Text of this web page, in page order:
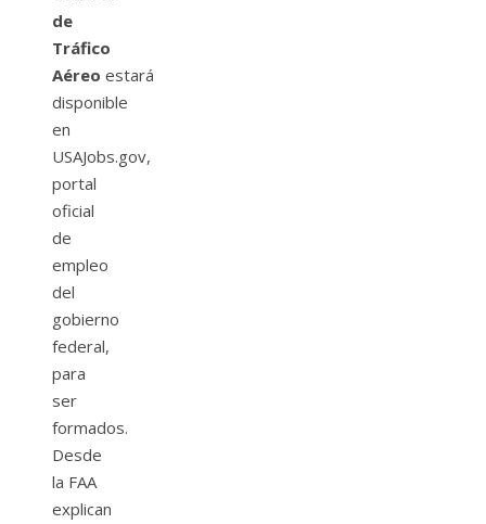
de
Tráfico
Aéreo estará
disponible
en
USAJobs.gov,
portal
oficial
de
empleo
del
gobierno
federal,
para
ser
formados.
Desde
la FAA
explican